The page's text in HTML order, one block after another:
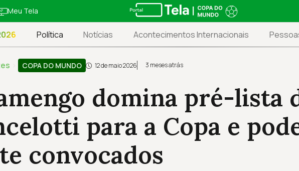
Meu Tela
Política Notícias Acontecimentos Internacionais
COPA DO MUNDO 12 de maio 2026 3 meses atrás
domina pré-lista
para a Copa e
convocados